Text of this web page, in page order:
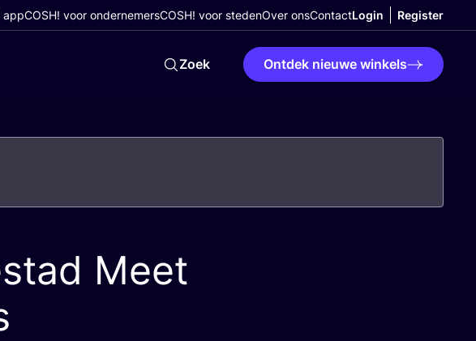
appCOSH! voor ondernemersCOSH! voor stedenOver onsContactLogin Register
Zoek Ontdek nieuwe winkels
Meet